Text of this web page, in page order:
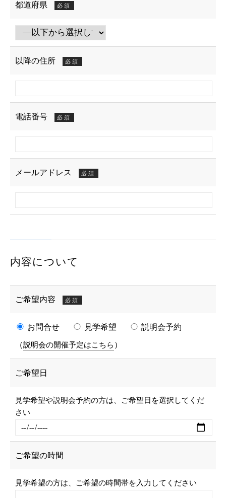
都道府県 必須
以降の住所 必須
電話番号 必須
メールアドレス 必須
内容について
ご希望内容 必須
お問合せ 見学希望 説明会予約
（説明会の開催予定はこちら ）
ご希望日
見学希望や説明会予約の方は、ご希望日を選択してくだ
さい
ご希望の時間
見学希望の方は、ご希望の時間帯を入力してください